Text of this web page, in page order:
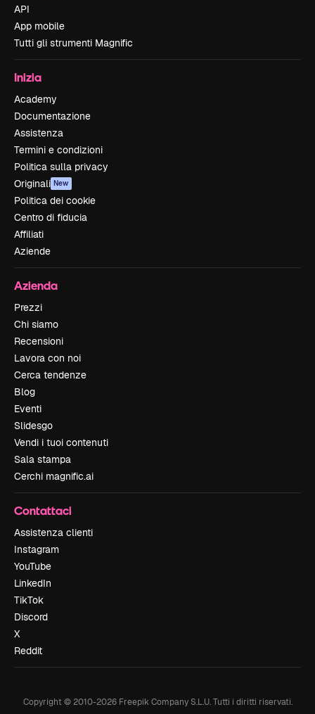
API
App mobile
Tutti gli strumenti Magnific
Inizia
Academy
Documentazione
Assistenza
Termini e condizioni
Politica sulla privacy
Originali New
Politica dei cookie
Centro di fiducia
Affiliati
Aziende
Azienda
Prezzi
Chi siamo
Recensioni
Lavora con noi
Cerca tendenze
Blog
Eventi
Slidesgo
Vendi i tuoi contenuti
Sala stampa
Cerchi magnific.ai
Contattaci
Assistenza clienti
Instagram
YouTube
LinkedIn
TikTok
Discord
X
Reddit
Copyright © 2010-2026Freepik Company S.L.U. Tutti i diritti riservati.